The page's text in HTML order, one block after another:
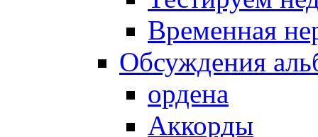
Временная
Обсуждения
ордена
Аккорды